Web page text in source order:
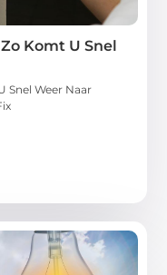
Komt U Snel
Snel Weer Naar